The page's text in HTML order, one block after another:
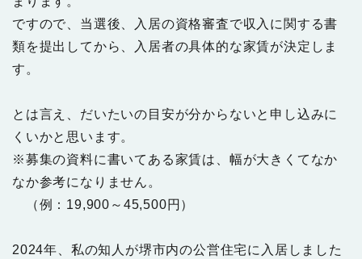
ですので、当選後、入居の資格審査で収入に関する書
類を提出してから、入居者の具体的な家賃が決定しま
す。
とは言え、だいたいの目安が分からないと申し込みに
くいかと思います。
※募集の資料に書いてある家賃は、幅が大きくてなか
なか参考になりません。
（例：19,900～45,500円）
2024年、私の知人が堺市内の公営住宅に入居しました